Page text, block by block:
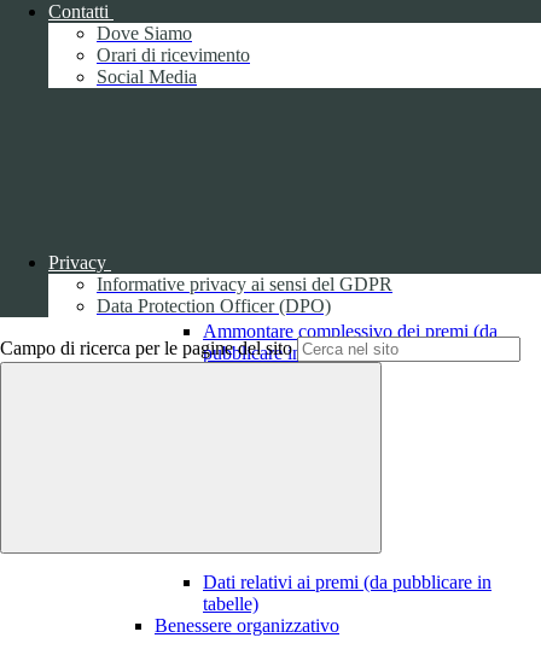
Contatti
Dove Siamo
Orari di ricevimento
Social Media
Privacy
Informative privacy ai sensi del GDPR
Data Protection Officer (DPO)
Campo di ricerca per le pagine del sito
Ammontare complessivo dei premi (da
pubblicare in tabelle) 1
Dati relativi ai premi (da pubblicare in
tabelle)
Benessere organizzativo